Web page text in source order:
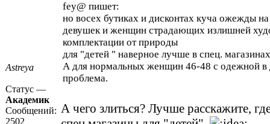
Astreya
Статус —
Академик
Сообщений:
2502
fey@ пишет:
но восех бутиках и дисконтах куча ожежды
девушек и женщин страдающих излишней
комплектации от природы
для "детей " наверное лучше в спец.
А для нормальных женщин 46-48 с одежной в
проблема.
А чего злиться? Лучше расскажите,